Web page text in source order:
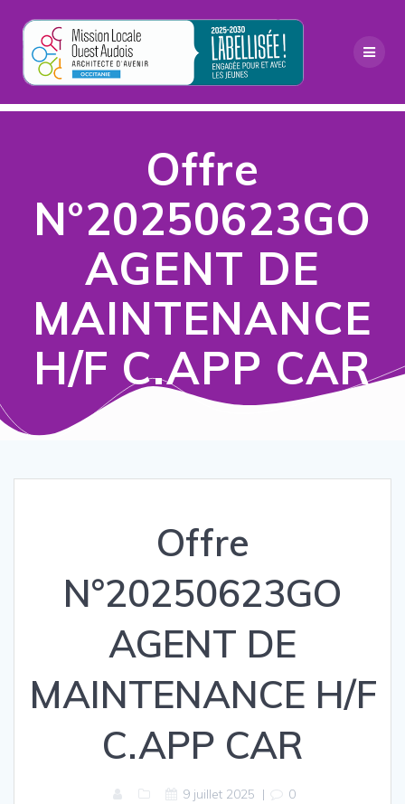
au
contenu
Offre
N°20250623GO
AGENT DE
MAINTENANCE
H/F C.APP CAR
Offre
N°20250623GO
AGENT DE
MAINTENANCE H/F
C.APP CAR
9 juillet 2025 | 0